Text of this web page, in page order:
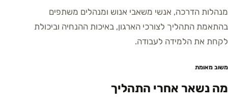
מנהלות הדרכה, אנשי משאבי אנוש ומנהלים משתפים
בהתאמת התהליך לצורכי הארגון, באיכות ההנחיה וביכולת
לקחת את הלמידה לעבודה.
משוב מאומת
מה נשאר אחרי התהליך